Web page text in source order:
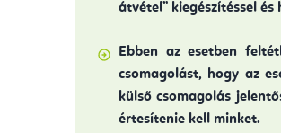
átvétel” kiegészítéssel
Ebben az esetben
csomagolást, hogy az
külső csomagolás
értesítenie kell minket.